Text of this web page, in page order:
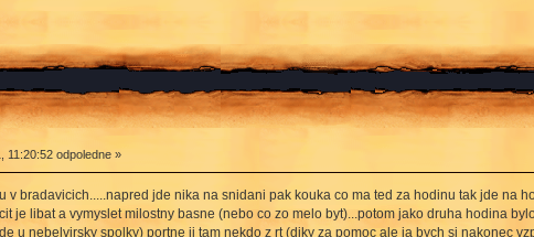
11:20:52 odpoledne »
v bradavicich.....napred jde nika na snidani pak kouka co ma ted za hodinu tak jde na
je libat a vymyslet milostny basne (nebo co zo melo byt)...potom jako druha hodina
u nebelvirsky spolky) portne ji tam nekdo z rt (diky za pomoc ale ja bych si nakonec